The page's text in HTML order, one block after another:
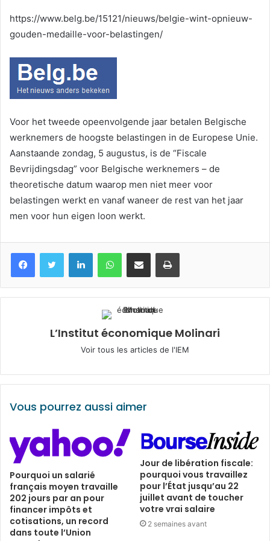
https://www.belg.be/15121/nieuws/belgie-wint-opnieuw-
gouden-medaille-voor-belastingen/
Voor het tweede opeenvolgende jaar betalen Belgische
werknemers de hoogste belastingen in de Europese Unie.
Aanstaande zondag, 5 augustus, is de “Fiscale
Bevrijdingsdag” voor Belgische werknemers – de
theoretische datum waarop men niet meer voor
belastingen werkt en vanaf waneer de rest van het jaar
men voor hun eigen loon werkt.
FacebookTwitter LinkedinWhatsApp
Partagez par mail Imprimez
L’Institut économique Molinari
Voir tous les articles de l'IEM
Vous pourrez aussi aimer
Pourquoi un salarié
français moyen travaille
202 jours par an pour
financer impôts et
cotisations, un record
dans toute l’Union
Jour de libération fiscale:
pourquoi vous travaillez
pour l’État jusqu’au 22
juillet avant de toucher
votre vrai salaire
2 semaines avant